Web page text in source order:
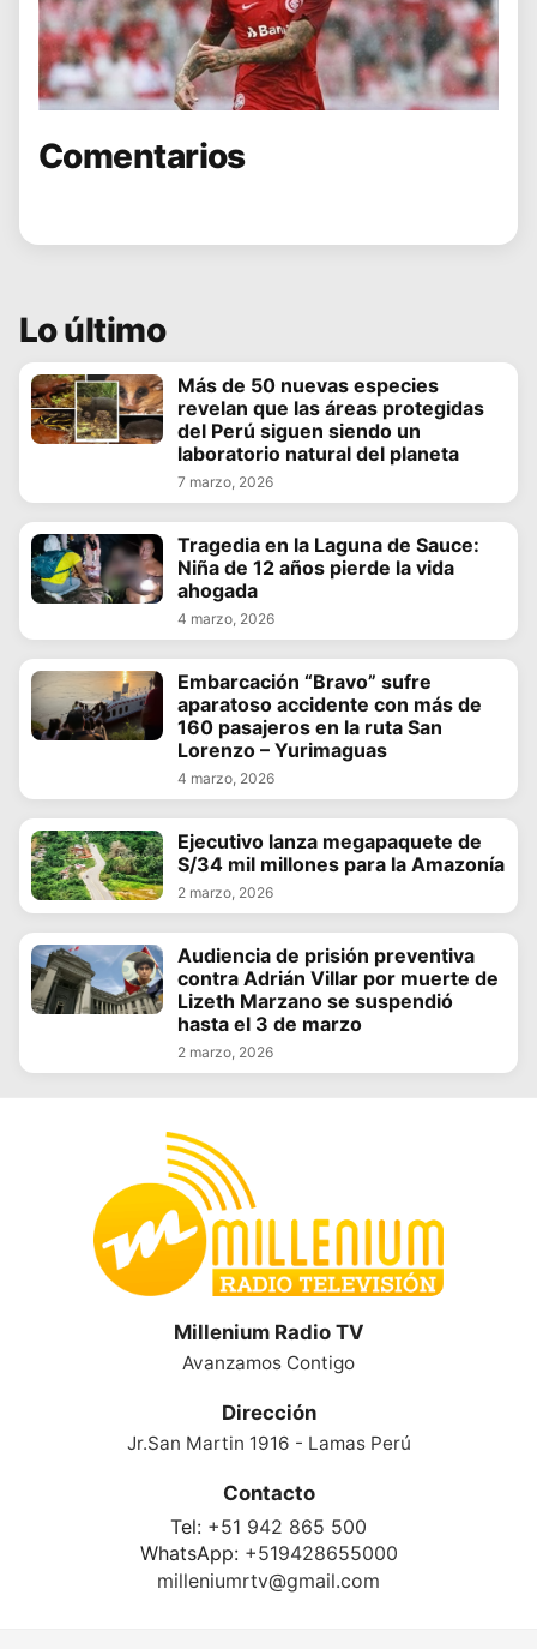
Comentarios
Lo último
Más de 50 nuevas especies
revelan que las áreas protegidas
del Perú siguen siendo un
laboratorio natural del planeta
7 marzo, 2026
Tragedia en la Laguna de Sauce:
Niña de 12 años pierde la vida
ahogada
4 marzo, 2026
Embarcación “Bravo” sufre
aparatoso accidente con más de
160 pasajeros en la ruta San
Lorenzo – Yurimaguas
4 marzo, 2026
Ejecutivo lanza megapaquete de
S/34 mil millones para la Amazonía
2 marzo, 2026
Audiencia de prisión preventiva
contra Adrián Villar por muerte de
Lizeth Marzano se suspendió
hasta el 3 de marzo
2 marzo, 2026
Millenium Radio TV
Avanzamos Contigo
Dirección
Jr.San Martin 1916 - Lamas Perú
Contacto
Tel: +51 942 865 500
WhatsApp: +519428655000
milleniumrtv@gmail.com